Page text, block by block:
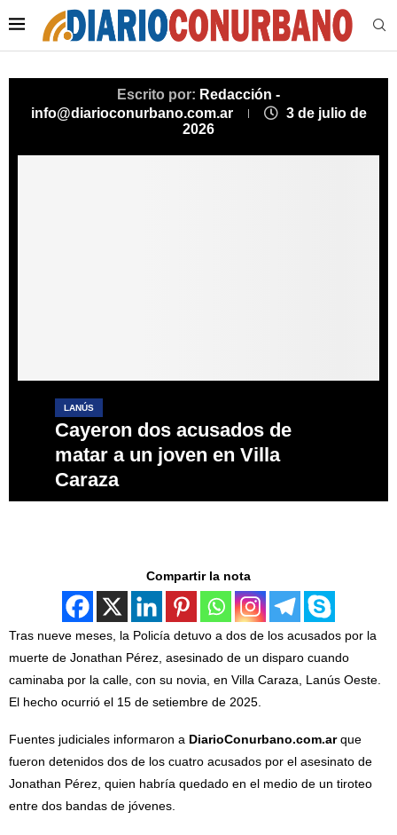
Escrito por: Redacción -
info@diarioconurbano.com.ar
3 de julio de
2026
LANÚS
Cayeron dos acusados de
matar a un joven en Villa
Caraza
Compartir la nota
Tras nueve meses, la Policía detuvo a dos de los acusados por la
muerte de Jonathan Pérez, asesinado de un disparo cuando
caminaba por la calle, con su novia, en Villa Caraza, Lanús Oeste.
El hecho ocurrió el 15 de setiembre de 2025.
Fuentes judiciales informaron a DiarioConurbano.com.arque
fueron detenidos dos de los cuatro acusados por el asesinato de
Jonathan Pérez, quien habría quedado en el medio de un tiroteo
entre dos bandas de jóvenes.